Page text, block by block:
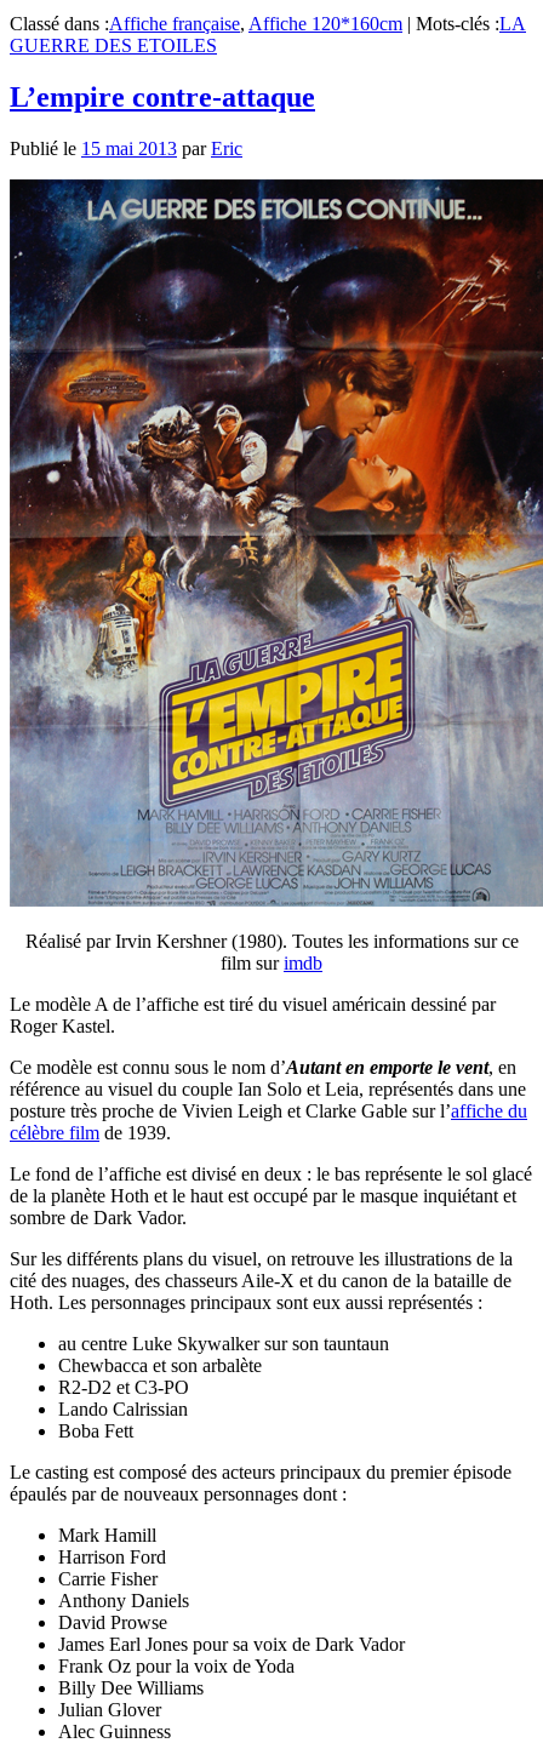
Classé dans :Affiche française, Affiche 120*160cm | Mots-clés :LA
GUERRE DES ETOILES
L’empire contre-attaque
Publié le 15 mai 2013 parEric
Réalisé par Irvin Kershner (1980). Toutes les informations sur ce
film surimdb
Le modèle A de l’affiche est tiré du visuel américain dessiné par
Roger Kastel.
Ce modèle est connu sous le nom d’Autant en emporte le vent, en
référence au visuel du couple Ian Solo et Leia, représentés dans une
posture très proche de Vivien Leigh et Clarke Gable sur l’affiche du
célèbre film de 1939.
Le fond de l’affiche est divisé en deux : le bas représente le sol glacé
de la planète Hoth et le haut est occupé par le masque inquiétant et
sombre de Dark Vador.
Sur les différents plans du visuel, on retrouve les illustrations de la
cité des nuages, des chasseurs Aile-X et du canon de la bataille de
Hoth. Les personnages principaux sont eux aussi représentés :
au centre Luke Skywalker sur son tauntaun
Chewbacca et son arbalète
R2-D2 et C3-PO
Lando Calrissian
Boba Fett
Le casting est composé des acteurs principaux du premier épisode
épaulés par de nouveaux personnages dont :
Mark Hamill
Harrison Ford
Carrie Fisher
Anthony Daniels
David Prowse
James Earl Jones pour sa voix de Dark Vador
Frank Oz pour la voix de Yoda
Billy Dee Williams
Julian Glover
Alec Guinness